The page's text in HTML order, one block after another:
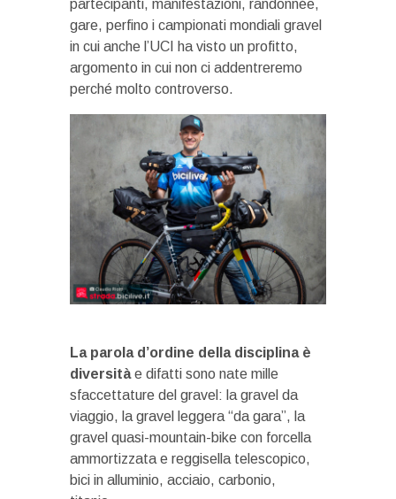
partecipanti, manifestazioni, randonnée,
gare, perfino i campionati mondiali gravel
in cui anche l’UCI ha visto un profitto,
argomento in cui non ci addentreremo
perché molto controverso.
La parola d’ordine della disciplina è
diversitàe difatti sono nate mille
sfaccettature del gravel: la gravel da
viaggio, la gravel leggera “da gara”, la
gravel quasi-mountain-bike con forcella
ammortizzata e reggisella telescopico,
bici in alluminio, acciaio, carbonio,